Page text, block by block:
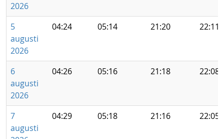
2026
5
augusti
2026
04:24 05:14 21:20 22:11
6
augusti
2026
04:26 05:16 21:18 22:08
7
augusti
04:29 05:18 21:16 22:05